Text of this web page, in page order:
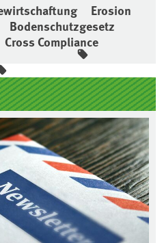
Erosion
Bodenschutzgesetz
Cross Compliance